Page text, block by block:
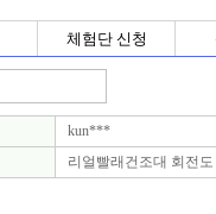
체험단 신청
kun***
리얼빨래건조대 회전